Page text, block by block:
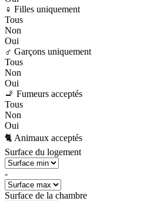
♀️ Filles uniquement
Tous
Non
Oui
♂️ Garçons uniquement
Tous
Non
Oui
🚬 Fumeurs acceptés
Tous
Non
Oui
🐈 Animaux acceptés
Surface du logement
-
Surface de la chambre